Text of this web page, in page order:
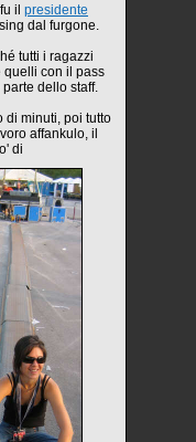
il presidente
dal furgone.
tutti i ragazzi
quelli con il pass
dello staff.
di minuti, poi tutto
affankulo, il
di